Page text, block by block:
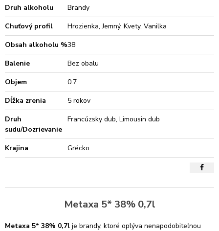
Druh alkoholu
Brandy
Chuťový profil
Hrozienka, Jemný, Kvety, Vanilka
Obsah alkoholu %38
Balenie
Bez obalu
Objem
0.7
Dĺžka zrenia
5 rokov
Druh
sudu/Dozrievanie
Francúzsky dub, Limousin dub
Krajina Grécko
Metaxa 5* 38% 0,7l
Metaxa 5* 38% 0,7l je brandy, ktoré oplýva nenapodobiteľnou